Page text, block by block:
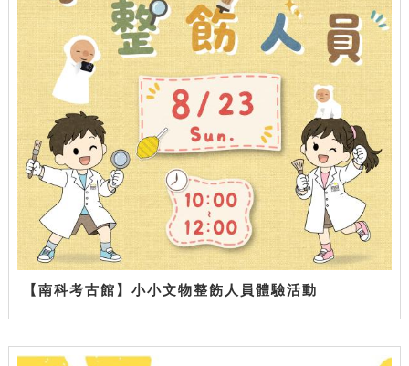
【南科考古館】小小文物整飭人員體驗活動